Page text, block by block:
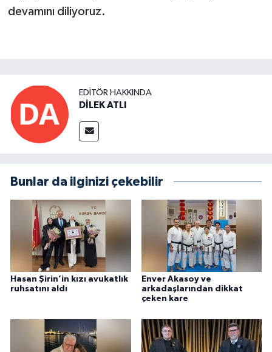
devamını diliyoruz.
EDITÖR HAKKINDA
DİLEK ATLI
Bunlar da ilginizi çekebilir
Hasan Şirin’in kızı avukatlık
ruhsatını aldı
Enver Akasoy ve
arkadaşlarından dikkat
çeken kare